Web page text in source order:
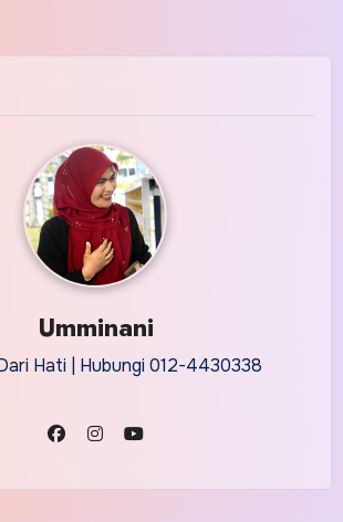
Umminani
Hati | Hubungi 012-4430338